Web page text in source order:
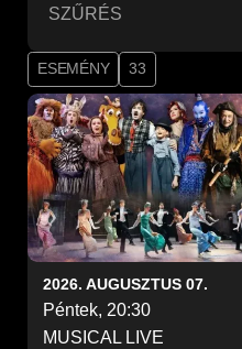
SZŰRÉS
Fesztivál ×
Alkategória
Helyszín
Szűrők törlése
ESEMÉNY 33
MUSICAL LIVE
2026. AUGUSZTUS 07.
Péntek, 20:30